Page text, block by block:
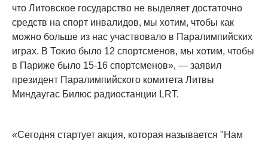
что Литовское государство не выделяет достаточно
средств на спорт инвалидов, мы хотим, чтобы как
можно больше из нас участвовало в Паралимпийских
играх. В Токио было 12 спортсменов, мы хотим, чтобы
в Париже было 15-16 спортсменов», — заявил
президент Паралимпийского комитета Литвы
Миндаугас Билюс радиостанции LRT.
«Сегодня стартует акция, которая называется "Нам